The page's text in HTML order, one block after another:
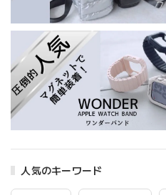
人気のキーワード